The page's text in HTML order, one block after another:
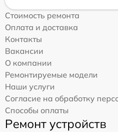
Стоимость ремонта
Оплата и доставка
Контакты
Вакансии
О компании
Ремонтируемые модели
Наши услуги
Согласие на обработку
Способы оплаты
Ремонт устройств